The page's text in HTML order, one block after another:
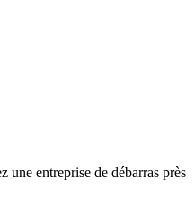
une entreprise de débarras près